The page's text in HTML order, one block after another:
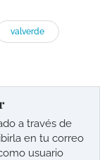
valverde
a través de
en tu correo
usuario